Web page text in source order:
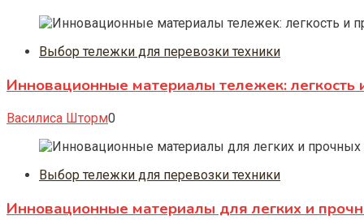
Выбор тележки для перевозки техники
Инновационные материалы тележек: легкость
Василиса Шторм0
Выбор тележки для перевозки техники
Инновационные материалы для легких и